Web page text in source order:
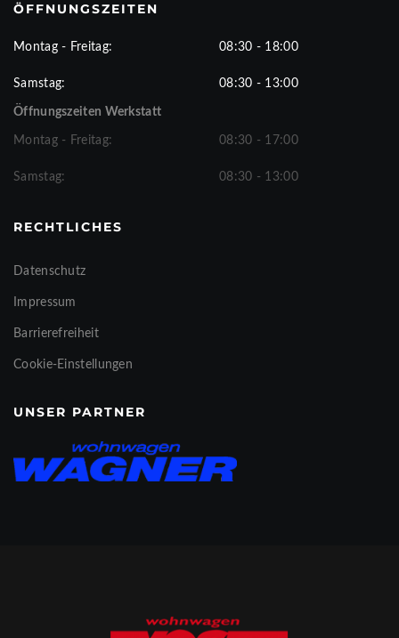
ÖFFNUNGSZEITEN
Montag - Freitag: 08:30 - 18:00
Samstag: 08:30 - 13:00
Öffnungszeiten Werkstatt
Montag - Freitag: 08:30 - 17:00
Samstag: 08:30 - 13:00
RECHTLICHES
Datenschutz
Impressum
Barrierefreiheit
Cookie-Einstellungen
UNSER PARTNER